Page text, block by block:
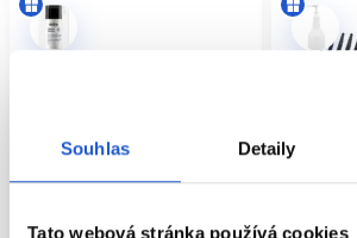
Souhlas Detaily
Tato webová stránka používá cookies